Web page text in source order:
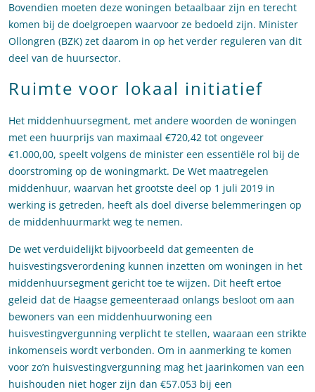
Bovendien moeten deze woningen betaalbaar zijn en terecht
komen bij de doelgroepen waarvoor ze bedoeld zijn. Minister
Ollongren (BZK) zet daarom in op het verder reguleren van dit
deel van de huursector.
Ruimte voor lokaal initiatief
Het middenhuursegment, met andere woorden de woningen
met een huurprijs van maximaal €720,42 tot ongeveer
€1.000,00, speelt volgens de minister een essentiële rol bij de
doorstroming op de woningmarkt. De Wet maatregelen
middenhuur, waarvan het grootste deel op 1 juli 2019 in
werking is getreden, heeft als doel diverse belemmeringen op
de middenhuurmarkt weg te nemen.
De wet verduidelijkt bijvoorbeeld dat gemeenten de
huisvestingsverordening kunnen inzetten om woningen in het
middenhuursegment gericht toe te wijzen. Dit heeft ertoe
geleid dat de Haagse gemeenteraad onlangs besloot om aan
bewoners van een middenhuurwoning een
huisvestingvergunning verplicht te stellen, waaraan een strikte
inkomenseis wordt verbonden. Om in aanmerking te komen
voor zo’n huisvestingvergunning mag het jaarinkomen van een
huishouden niet hoger zijn dan €57.053 bij een